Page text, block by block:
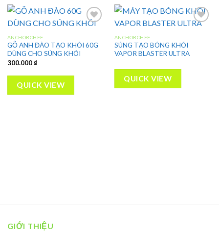
Add to
wishlist
ANCHORCHEF
GỖ ANH ĐÀO TẠO KHÓI 60G
DÙNG CHO SÚNG KHÓI
300.000₫
QUICK VIEW
wishlist
ANCHORCHEF
SÚNG TẠO BÓNG KHÓI
VAPOR BLASTER ULTRA
QUICK VIEW
GIỚI THIỆU